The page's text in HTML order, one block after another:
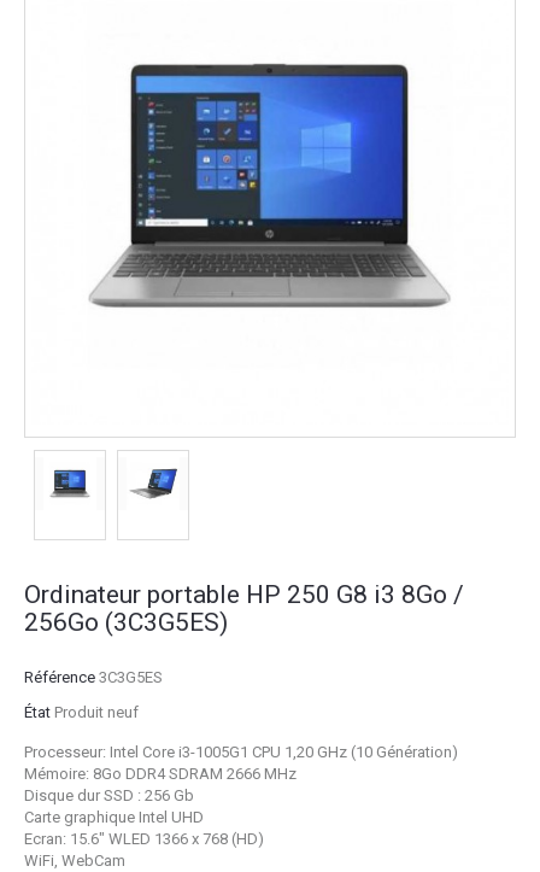
Ordinateur portable HP 250 G8 i3 8Go /
256Go (3C3G5ES)
Référence 3C3G5ES
État Produit neuf
Processeur: Intel Core i3-1005G1 CPU 1,20 GHz (10 Génération)
Mémoire: 8Go DDR4 SDRAM 2666 MHz
Disque dur SSD : 256 Gb
Carte graphique Intel UHD
Ecran: 15.6" WLED 1366 x 768 (HD)
WiFi, WebCam